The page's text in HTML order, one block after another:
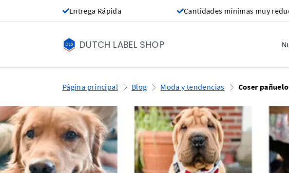
Entrega Rápida Cantidades mínimas muy
DUTCH LABEL SHOP
Página principal Blog Moda y tendencias Coser